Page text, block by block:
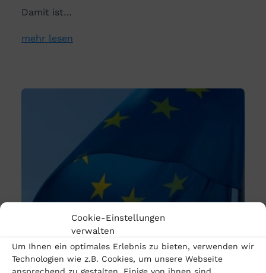
Cookie-Einstellungen
verwalten
Um Ihnen ein optimales Erlebnis zu bieten, verwenden wir
Technologien wie z.B. Cookies, um unsere Webseite
ansprechend zu gestalten. Einige von ihnen sind
Damit ist…
mehr lesen
21. März 2023